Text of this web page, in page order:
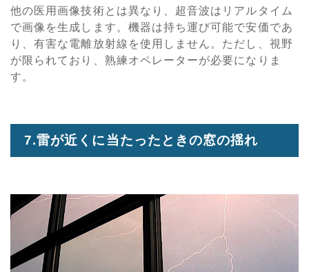
他の医用画像技術とは異なり、超音波はリアルタイム
で画像を生成します。機器は持ち運び可能で安価であ
り、有害な電離放射線を使用しません。ただし、視野
が限られており、熟練オペレーターが必要になりま
す。
7.雷が近くに当たったときの窓の揺れ